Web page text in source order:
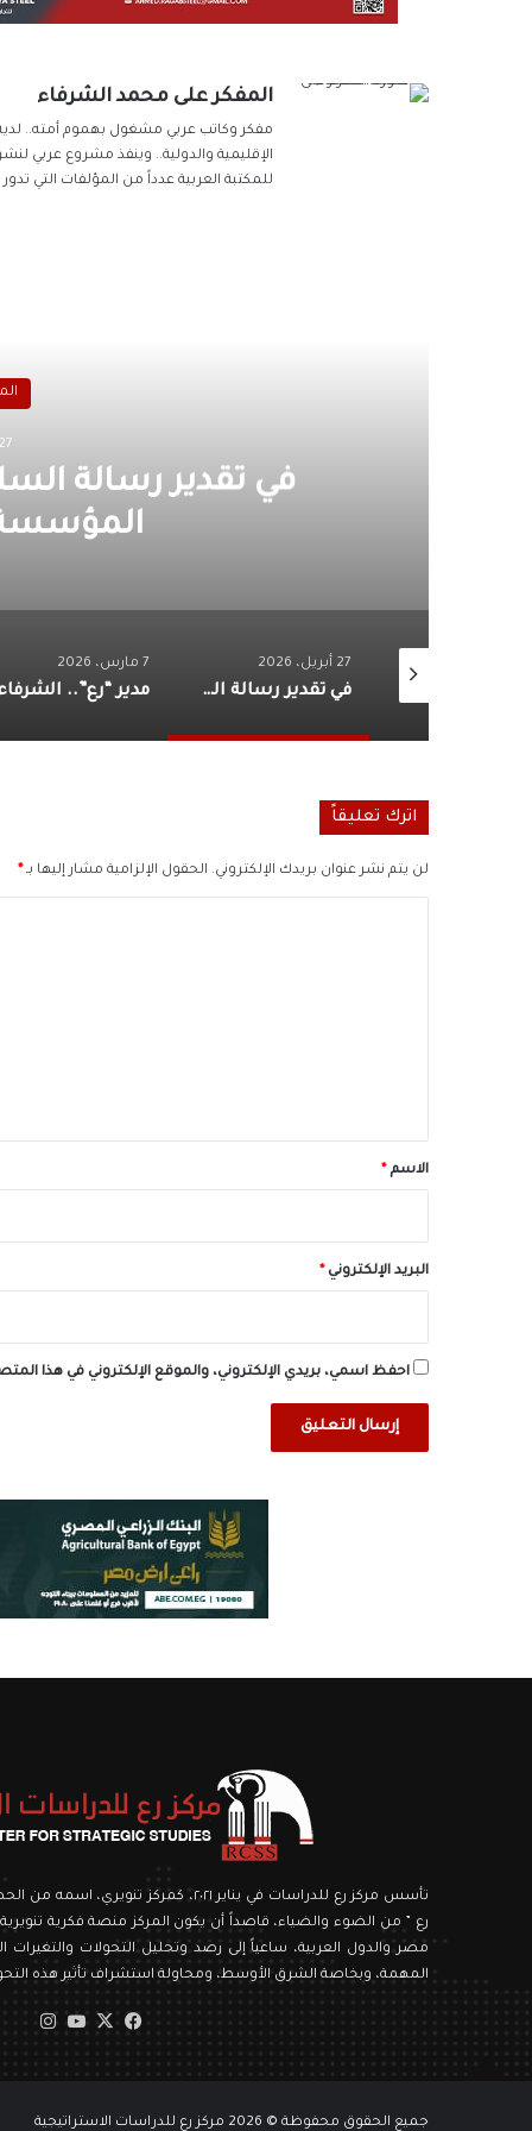
المفكر على محمد الشرفاء
مفكر وكاتب عربي مشغول بهموم أمته.. لديه
الإقليمية والدولية.. وينفذ مشروع عربي
للمكتبة العربية عدداً من المؤلفات التي
27 أبريل، 2026
في تقدير رسالة
المؤسسة
27 أبريل، 2026
في تقدير رسالة السلام.. استقبال مهيب لوفد المؤسسة في إندونيسيا
7 مارس، 2026
اترك تعليقاً
لن يتم نشر عنوان بريدك الإلكتروني. الحقول الإلزامية مشار إليها بـ*
*الاسم*
البريد الإلكتروني*
احفظ اسمي، بريدي الإلكتروني، والموقع الإلكتروني في هذا
تأسس مركز رع للدراسات في يناير ٢٠٢١، كمركز
رع ” من الضوء والضياء، قاصداً أن يكون المركز منصة فكرية
مصر والدول العربية، ساعياً إلى رصد وتحليل التحولات والتغيرات
المهمة، وبخاصة الشرق الأوسط، ومحاولة استشراف تأثير هذه
فيسبوك
‫X
‫YouTube
جميع الحقوق محفوظة © 2026 مركز رع للدراسات الاستراتيجية